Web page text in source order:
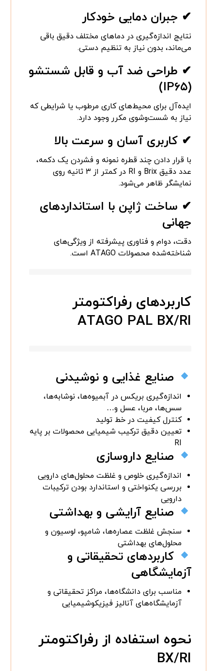
✔ جبران دمایی خودکار
نتایج اندازه‌گیری در دماهای مختلف دقیق باقی
می‌ماند، بدون نیاز به تنظیم دستی.
✔ طراحی ضد آب و قابل شستشو
(IP۶۵)
ایده‌آل برای محیط‌های کاری مرطوب یا شرایطی که
نیاز به شست‌وشوی مکرر وجود دارد.
✔ کاربری آسان و سرعت بالا
با قرار دادن چند قطره نمونه و فشردن یک دکمه،
عدد دقیق Brix و RI در کمتر از ۳ ثانیه روی
نمایشگر ظاهر می‌شود.
✔ ساخت ژاپن با استانداردهای
جهانی
دقت، دوام و فناوری پیشرفته از ویژگی‌های
شناخته‌شده محصولات ATAGO است.
کاربردهای رفراکتومتر
ATAGO PAL BX/RI
صنایع غذایی و نوشیدنی
اندازه‌گیری بریکس در آبمیوه‌ها، نوشابه‌ها،
سس‌ها، مربا، عسل و…
کنترل کیفیت در خط تولید
تعیین دقیق ترکیب شیمیایی محصولات بر پایه
RI
صنایع داروسازی
اندازه‌گیری خلوص و غلظت محلول‌های دارویی
بررسی یکنواختی و استاندارد بودن ترکیبات
دارویی
صنایع آرایشی و بهداشتی
سنجش غلظت عصاره‌ها، شامپو، لوسیون و
محلول‌های بهداشتی
کاربردهای تحقیقاتی و
آزمایشگاهی
مناسب برای دانشگاه‌ها، مراکز تحقیقاتی و
آزمایشگاه‌های آنالیز فیزیکوشیمیایی
نحوه استفاده از رفراکتومتر
BX/RI